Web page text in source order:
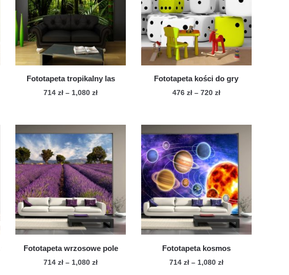
Fototapeta tropikalny las
714zł – 1,080złZakres
714 zł
do
1,080 zł
produkt
ma
wiele
wariantów.
Opcje
można
wybrać
na
stronie
Fototapeta kości do gry
476 zł – 720 złZakres
476 zł
do
720 zł
produkt
ma
wiele
wariantów.
Opcje
można
wybrać
na
stronie
Fototapeta wrzosowe pole
714zł – 1,080złZakres
Fototapeta kosmos
714 zł – 1,080 złZakres